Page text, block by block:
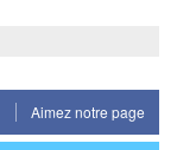
Aimez notre page